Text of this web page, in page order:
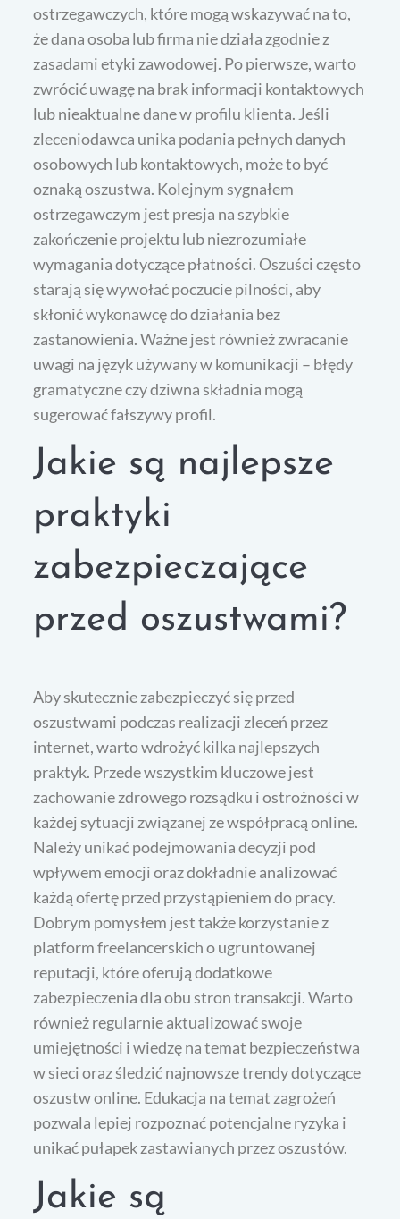
ostrzegawczych, które mogą wskazywać na to,
że dana osoba lub firma nie działa zgodnie z
zasadami etyki zawodowej. Po pierwsze, warto
zwrócić uwagę na brak informacji kontaktowych
lub nieaktualne dane w profilu klienta. Jeśli
zleceniodawca unika podania pełnych danych
osobowych lub kontaktowych, może to być
oznaką oszustwa. Kolejnym sygnałem
ostrzegawczym jest presja na szybkie
zakończenie projektu lub niezrozumiałe
wymagania dotyczące płatności. Oszuści często
starają się wywołać poczucie pilności, aby
skłonić wykonawcę do działania bez
zastanowienia. Ważne jest również zwracanie
uwagi na język używany w komunikacji – błędy
gramatyczne czy dziwna składnia mogą
sugerować fałszywy profil.
Jakie są najlepsze
praktyki
zabezpieczające
przed oszustwami?
Aby skutecznie zabezpieczyć się przed
oszustwami podczas realizacji zleceń przez
internet, warto wdrożyć kilka najlepszych
praktyk. Przede wszystkim kluczowe jest
zachowanie zdrowego rozsądku i ostrożności w
każdej sytuacji związanej ze współpracą online.
Należy unikać podejmowania decyzji pod
wpływem emocji oraz dokładnie analizować
każdą ofertę przed przystąpieniem do pracy.
Dobrym pomysłem jest także korzystanie z
platform freelancerskich o ugruntowanej
reputacji, które oferują dodatkowe
zabezpieczenia dla obu stron transakcji. Warto
również regularnie aktualizować swoje
umiejętności i wiedzę na temat bezpieczeństwa
w sieci oraz śledzić najnowsze trendy dotyczące
oszustw online. Edukacja na temat zagrożeń
pozwala lepiej rozpoznać potencjalne ryzyka i
unikać pułapek zastawianych przez oszustów.
Jakie są